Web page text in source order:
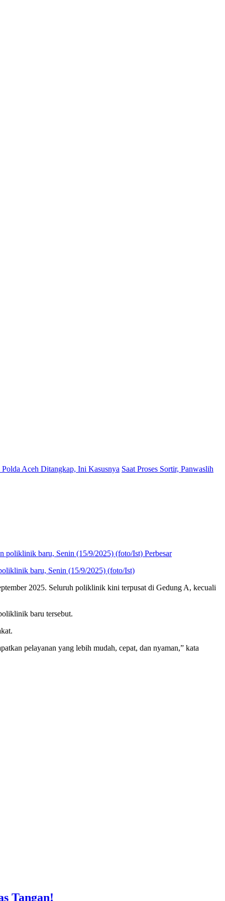
Aceh Ditangkap, Ini Kasusnya Saat Proses Sortir, Panwaslih
Perbesar
baru, Senin (15/9/2025) (foto/Ist)
2025. Seluruh poliklinik kini terpusat di Gedung A, kecuali
baru tersebut.
pelayanan yang lebih mudah, cepat, dan nyaman,” kata
Tangan!